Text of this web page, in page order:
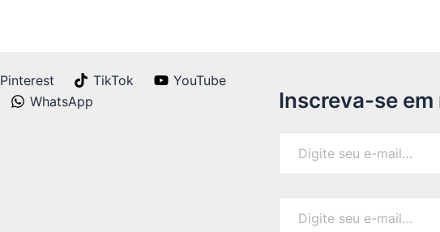
Pinterest TikTok
YouTube
WhatsApp Inscreva-se